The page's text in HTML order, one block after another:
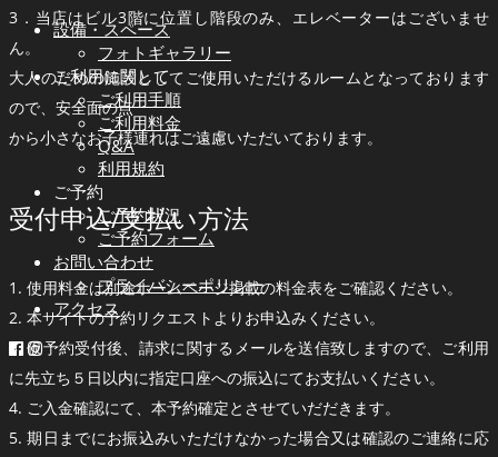
設備・スペース
フォトギャラリー
ご利用に関して
ご利用手順
ご利用料金
Q&A
利用規約
ご予約
ご予約状況
ご予約フォーム
お問い合わせ
プライバシーポリシー
アクセス
3．当店はビル3階に位置し階段のみ、エレベーターはございませ
ん。
大人のための施設としてご使用いただけるルームとなっております
ので、安全面の点
から小さなお子様連れはご遠慮いただいております。
受付申込/支払い方法
1. 使用料金は別途ホームページ掲載の料金表をご確認ください。
2. 本サイトの予約リクエストよりお申込みください。
3. 仮予約受付後、請求に関するメールを送信致しますので、ご利用
に先立ち５日以内に指定口座への振込にてお支払いください。
4. ご入金確認にて、本予約確定とさせていだだきます。
5. 期日までにお振込みいただけなかった場合又は確認のご連絡に応